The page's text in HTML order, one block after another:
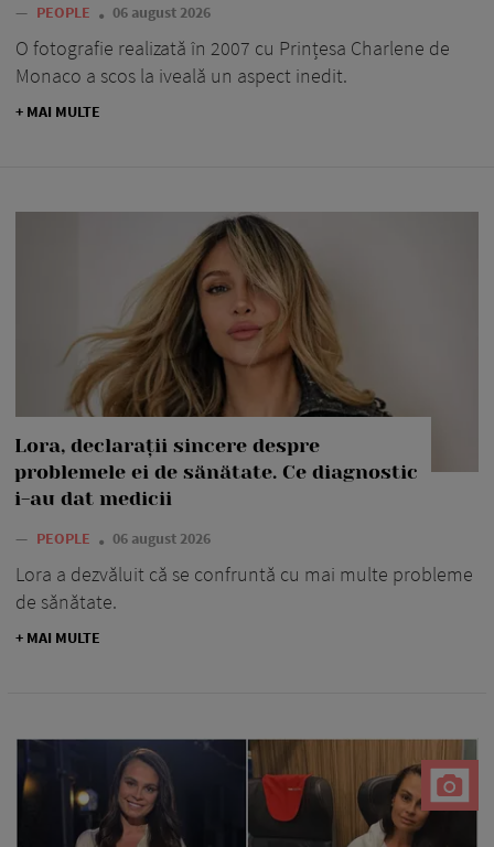
— PEOPLE 06 august 2026
O fotografie realizată în 2007 cu Prințesa Charlene de
Monaco a scos la iveală un aspect inedit.
+ MAI MULTE
Lora, declarații sincere despre
problemele ei de sănătate. Ce diagnostic
i-au dat medicii
— PEOPLE 06 august 2026
Lora a dezvăluit că se confruntă cu mai multe probleme
de sănătate.
+ MAI MULTE